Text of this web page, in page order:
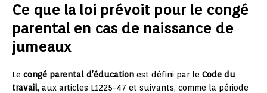
Ce que la loi prévoit pour le congé
parental en cas de naissance de
jumeaux
Le congé parental d’éducation est défini par le Code du
travail, aux articles L1225-47 et suivants, comme la période